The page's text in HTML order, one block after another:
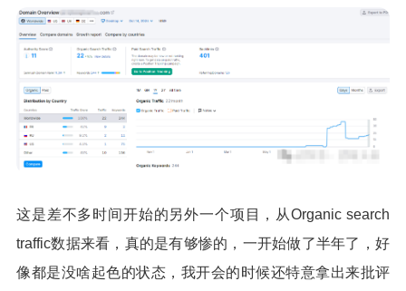
这是差不多时间开始的另外一个项目，从Organic search
traffic数据来看，真的是有够惨的，一开始做了半年了，好
像都是没啥起色的状态，我开会的时候还特意拿出来批评